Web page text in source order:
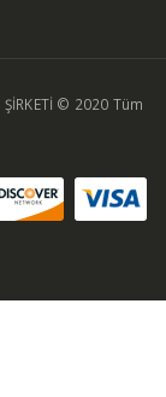
ŞİRKETİ © 2020 Tüm